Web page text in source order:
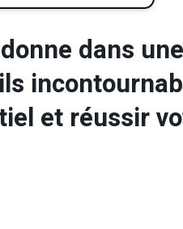
dans
et réussir